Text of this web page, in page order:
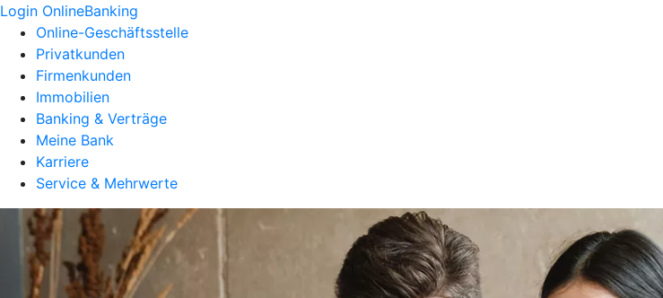
Login OnlineBanking
Online-Geschäftsstelle
Privatkunden
Firmenkunden
Immobilien
Banking & Verträge
Meine Bank
Karriere
Service & Mehrwerte